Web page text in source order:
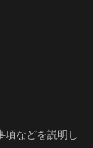
項などを説明し